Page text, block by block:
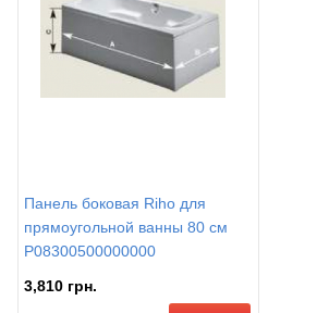
Панель боковая Riho для
прямоугольной ванны 80 см
P08300500000000
3,810 грн.